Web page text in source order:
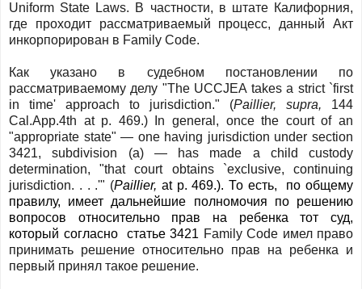
Uniform State Laws. В частности, в штате Калифорния,
где проходит рассматриваемый процесс, данный Акт
инкорпорирован в Family Code.
Как указано в судебном постановлении
по
рассматриваемому делу "The UCCJEA takes a strict `first
in time' approach to jurisdiction." (Paillier, supra, 144
Cal.App.4th at p. 469.) In general, once the court of an
"appropriate state" — one having jurisdiction under section
3421, subdivision (a) — has made a child custody
determination, "that court obtains `exclusive, continuing
jurisdiction. . . .'" (Paillier, at p. 469.). То есть,
по общему
правилу, имеет дальнейшие полномочия по решению
вопросов относительно прав на ребенка тот суд,
который согласно
статье 3421 Family Code имел право
принимать решение относительно прав на ребенка и
первый принял такое решение.